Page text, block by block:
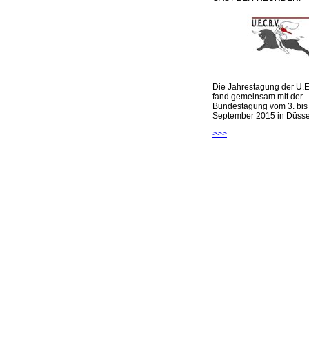
Die Jahrestagung der
fand gemeinsam mit der
Bundestagung vom 3. bis
September 2015 in
>>>